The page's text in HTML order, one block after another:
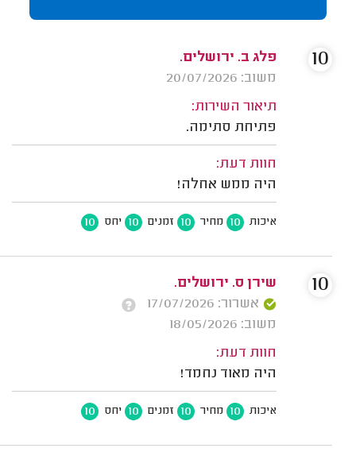
פלג ב. ירושלים.
משוב: 20/07/2026
תיאור השירות:
פתיחת סתימה.
חוות דעת:
היה ממש אחלה!
איכות 10 מחיר 10 זמנים 10 יחס 10
10
שירן ס. ירושלים.
אשרור: 17/07/2026
משוב: 18/05/2026
חוות דעת:
היה מאוד נחמד!
איכות 10 מחיר 10 זמנים 10 יחס 10
10